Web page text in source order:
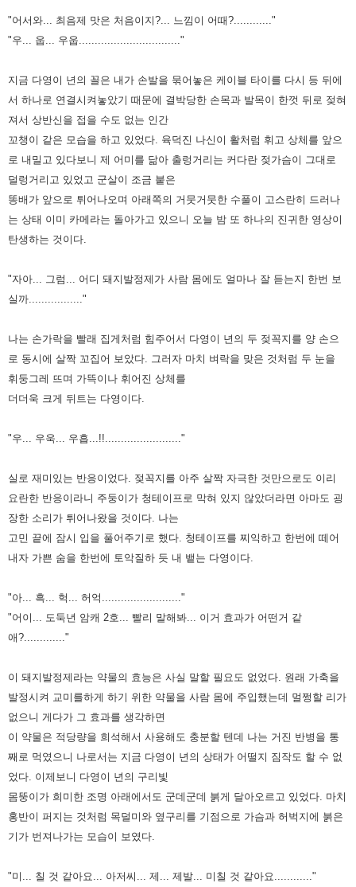
"어서와... 최음제 맛은 처음이지?... 느낌이 어때?............"
"우... 웁... 우웁................................"
지금 다영이 년의 꼴은 내가 손발을 묶어놓은 케이블 타이를 다시 등 뒤에
서 하나로 연결시켜놓았기 때문에 결박당한 손목과 발목이 한껏 뒤로 젖혀
져서 상반신을 접을 수도 없는 인간
꼬챙이 같은 모습을 하고 있었다. 육덕진 나신이 활처럼 휘고 상체를 앞으
로 내밀고 있다보니 제 어미를 닮아 출렁거리는 커다란 젖가슴이 그대로
덜렁거리고 있었고 군살이 조금 붙은
똥배가 앞으로 튀어나오며 아래쪽의 거뭇거뭇한 수풀이 고스란히 드러나
는 상태 이미 카메라는 돌아가고 있으니 오늘 밤 또 하나의 진귀한 영상이
탄생하는 것이다.
"자아... 그럼... 어디 돼지발정제가 사람 몸에도 얼마나 잘 듣는지 한번 보
실까................."
나는 손가락을 빨래 집게처럼 힘주어서 다영이 년의 두 젖꼭지를 양 손으
로 동시에 살짝 꼬집어 보았다. 그러자 마치 벼락을 맞은 것처럼 두 눈을
휘둥그레 뜨며 가뜩이나 휘어진 상체를
더더욱 크게 뒤트는 다영이다.
"우... 우욱... 우흡...!!........................"
실로 재미있는 반응이었다. 젖꼭지를 아주 살짝 자극한 것만으로도 이리
요란한 반응이라니 주둥이가 청테이프로 막혀 있지 않았더라면 아마도 굉
장한 소리가 튀어나왔을 것이다. 나는
고민 끝에 잠시 입을 풀어주기로 했다. 청테이프를 찌익하고 한번에 떼어
내자 가쁜 숨을 한번에 토악질하 듯 내 뱉는 다영이다.
"아... 흑... 헉... 허억........................."
"어이... 도둑년 암캐 2호... 빨리 말해봐... 이거 효과가 어떤거 같
애?............."
이 돼지발정제라는 약물의 효능은 사실 말할 필요도 없었다. 원래 가축을
발정시켜 교미를하게 하기 위한 약물을 사람 몸에 주입했는데 멀쩡할 리가
없으니 게다가 그 효과를 생각하면
이 약물은 적당량을 희석해서 사용해도 충분할 텐데 나는 거진 반병을 통
째로 먹였으니 나로서는 지금 다영이 년의 상태가 어떨지 짐작도 할 수 없
었다. 이제보니 다영이 년의 구리빛
몸뚱이가 희미한 조명 아래에서도 군데군데 붉게 달아오르고 있었다. 마치
홍반이 퍼지는 것처럼 목덜미와 옆구리를 기점으로 가슴과 허벅지에 붉은
기가 번져나가는 모습이 보였다.
"미... 칠 것 같아요... 아저씨... 제... 제발... 미칠 것 같아요............"